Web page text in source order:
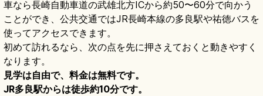
車なら長崎自動車道の武雄北方ICから約50〜60分で向かう
ことができ、公共交通ではJR長崎本線の多良駅や祐徳バスを
使ってアクセスできます。
初めて訪れるなら、次の点を先に押さえておくと動きやすく
なります。
見学は自由で、料金は無料です。
JR多良駅からは徒歩約10分です。